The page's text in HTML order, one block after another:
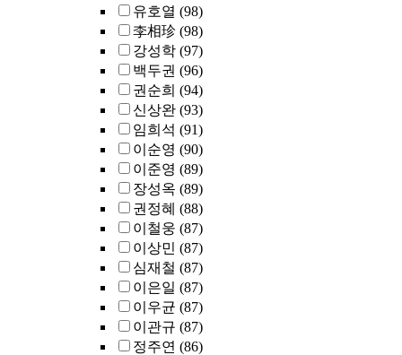
유호열 (98)
李相珍 (98)
강성학 (97)
백두권 (96)
권순희 (94)
신상완 (93)
임희석 (91)
이순영 (90)
이준영 (89)
장성옥 (89)
권정혜 (88)
이철웅 (87)
이상민 (87)
심재철 (87)
이은일 (87)
이우균 (87)
이관규 (87)
정주연 (86)